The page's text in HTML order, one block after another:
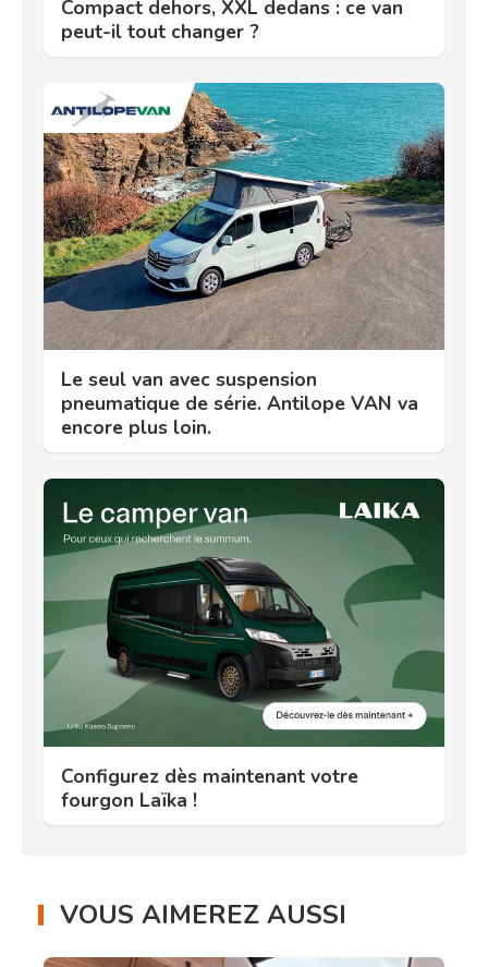
Compact dehors, XXL dedans : ce van
peut-il tout changer ?
Le seul van avec suspension
pneumatique de série. Antilope VAN va
encore plus loin.
Configurez dès maintenant votre
fourgon Laïka !
VOUS AIMEREZ AUSSI